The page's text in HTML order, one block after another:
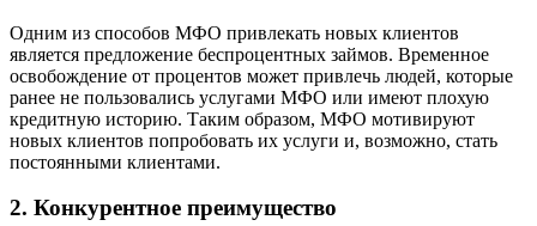
Одним из способов МФО привлекать новых клиентов
является предложение беспроцентных займов. Временное
освобождение от процентов может привлечь людей, которые
ранее не пользовались услугами МФО или имеют плохую
кредитную историю. Таким образом, МФО мотивируют
новых клиентов попробовать их услуги и, возможно, стать
постоянными клиентами.
2. Конкурентное преимущество